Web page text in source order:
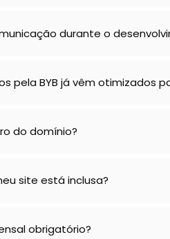
durante o
pela BYB já vêm otimizados
do domínio?
site está inclusa?
obrigatório?